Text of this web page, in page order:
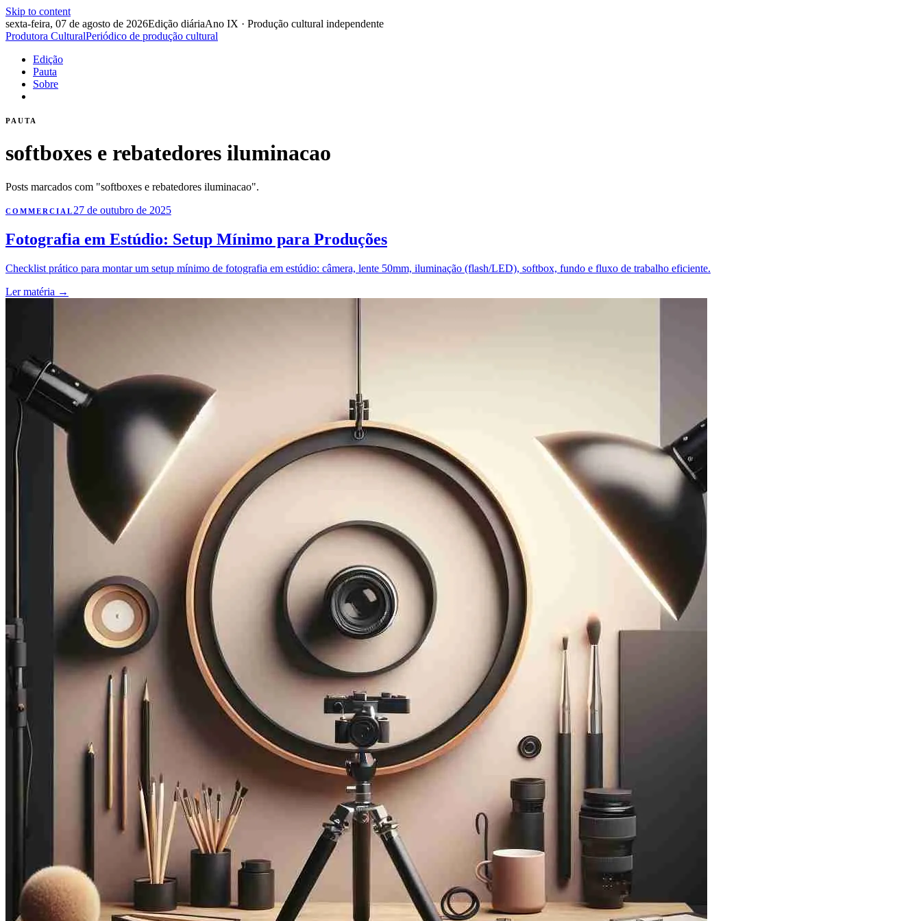
Skip to content
sexta-feira, 07 de agosto de 2026Edição diáriaAno IX · Produção cultural independente
Produtora CulturalPeriódico de produção cultural
Edição
Pauta
Sobre
PAUTA
softboxes e rebatedores iluminacao
Posts marcados com "softboxes e rebatedores iluminacao".
COMMERCIAL 27 de outubro de 2025
Fotografia em Estúdio: Setup Mínimo para Produções
Checklist prático para montar um setup mínimo de fotografia em estúdio: câmera, lente 50mm, iluminação (flash/LED), softbox, fundo e fluxo de trabalho eficiente.
Ler matéria →